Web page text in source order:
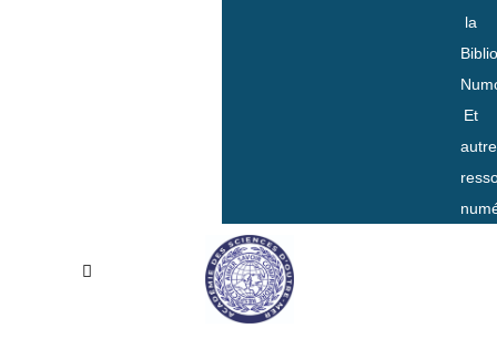
la
Et